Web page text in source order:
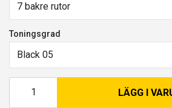
7 bakre rutor
Toningsgrad
Black 05
LÄGG I